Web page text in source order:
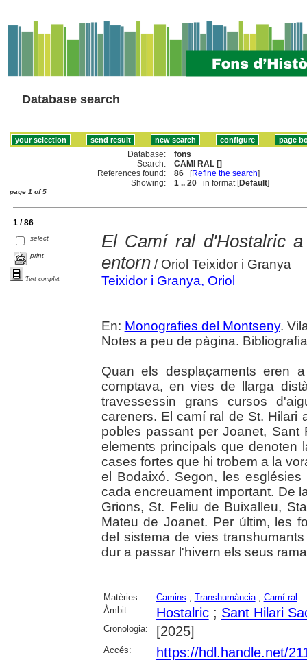
Database search
Database:
fons
Search:
CAMI RAL []
References found:
86 [Refine the search]
Showing:
1 .. 20 in format [Default]
page 1 of 5
1 / 86
select
print
Text complet
El Camí ral d'Hostalric
entorn/ Oriol Teixidor i Granya
Teixidor i Granya, Oriol
En: Monografies del Montseny.
Notes a peu de pàgina.
Quan els desplaçaments eren
comptava, en vies de llarga
travessessin grans cursos
careners. El camí ral de St. Hilari
pobles passant per Joanet,
elements principals que denoten
cases fortes que hi trobem a la
el Bodaixó. Segon, les
cada encreuament important. De
Grions, St. Feliu de Buixalleu,
Mateu de Joanet. Per últim, les
del sistema de vies
dur a passar l'hivern els seus
Matèries: Camins ; Transhumància; Camí ral
Àmbit:
Hostalric; Sant Hilari
Cronologia: [2025]
Accés: https://hdl.handle.net/